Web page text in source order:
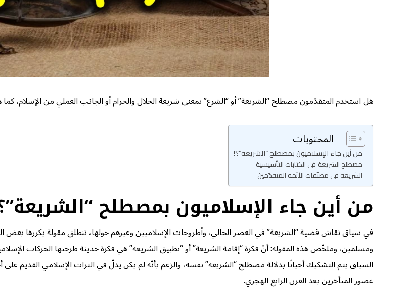
هل استخدم المتقدّمون مصطلح “الشريعة” أو “الشرع” بمعنى شريعة الحلال والحرام أو الجانب العملي من الإسلام،
المحتويات
من أين جاء الإسلاميون بمصطلح “الشريعة”؟!
مصطلح الشريعة في الكتابات التأسيسية
الشريعة في مصنّفات الأئمة المتقدّمين
من أين جاء الإسلاميون بمصطلح
في سياق نقاش قضية “الشريعة” في العصر الحالي، وأطروحات الإسلاميين وغيرهم حولها، تنطلق مقولة يكررها بعض
ومسلمين، وملخّص هذه المقولة: أنّ فكرة “إقامة الشريعة” أو “تطبيق الشريعة” هي فكرة حديثة طرحتها الحركات
السياق يتم التشكيك أحيانًا بدلالة مصطلح “الشريعة” نفسه، والزعم بأنّه لم يكن يدلّ في التراث الإسلامي القديم
عصور المتأخرين بعد القرن الرابع الهجري.